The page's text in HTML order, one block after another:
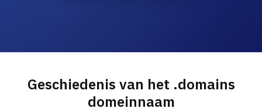
Geschiedenis van het .domains
domeinnaam